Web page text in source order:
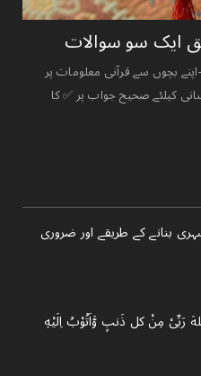
‏ایک ‏سو ‏سوالات
بچوں سے قرآنی معلومات پر
کیلئے صحیح جواب پر ✅ کا
بنانے کے طریقے اور ضروری